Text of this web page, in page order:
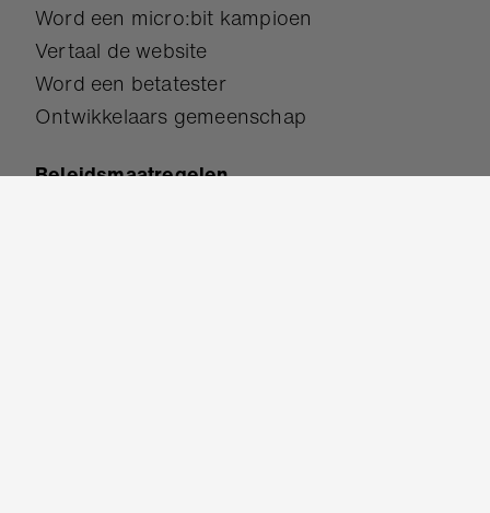
Word een micro:bit kampioen
Vertaal de website
Word een betatester
Ontwikkelaars gemeenschap
Beleidsmaatregelen